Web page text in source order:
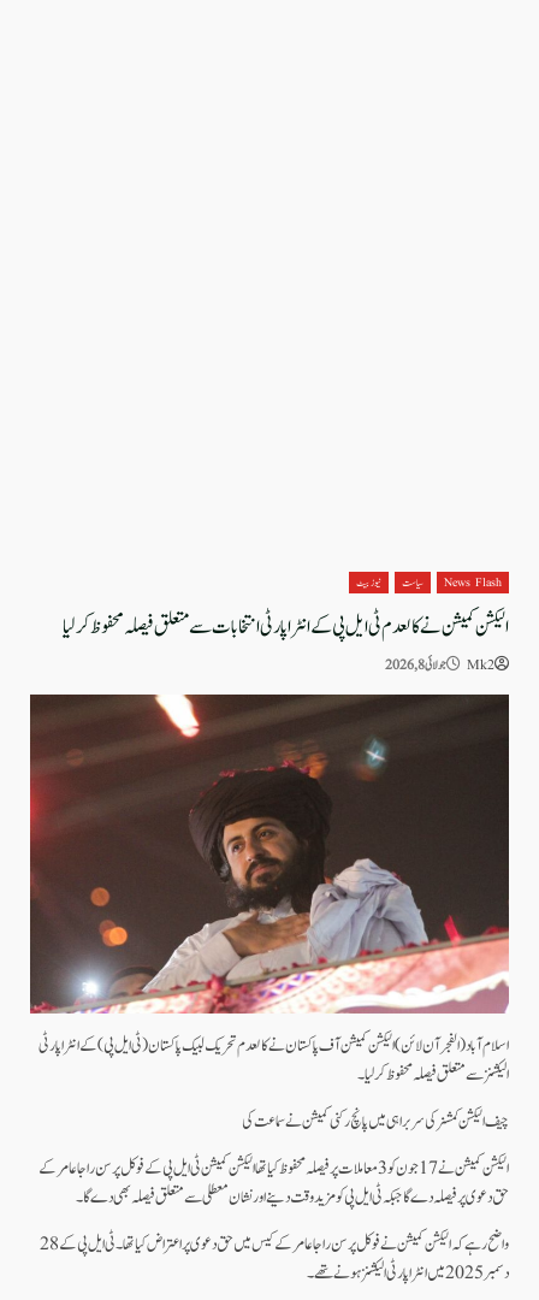
News Flash سیاست نیوز بیٹ
الیکشن کمیشن نے کالعدم ٹی ایل پی کے انٹرا پارٹی انتخابات سے متعلق فیصلہ محفوظ کر لیا
Mk2 جولائی 8, 2026
اسلام آباد(الفجرآن لائن) الیکشن کمیشن آف پاکستان نے کالعدم تحریک لبیک پاکستان(ٹی ایل پی)کے انٹرا پارٹی
الیکشنز سے متعلق فیصلہ محفوظ کر لیا۔
چیف الیکشن کمشنر کی سربراہی میں پانچ رکنی کمیشن نے سماعت کی
الیکشن کمیشن نے 17 جون کو 3 معاملات پر فیصلہ محفوظ کیا تھا الیکشن کمیشن ٹی ایل پی کے فوکل پرسن راجا عامر کے
حق دعوی پر فیصلہ دے گا جبکہ ٹی ایل پی کو مزید وقت دینے اور نشان معطلی سے متعلق فیصلہ بھی دے گا۔
واضح رہے کہ الیکشن کمیشن نے فوکل پرسن راجا عامر کے کیس میں حق دعوی پر اعتراض کیا تھا۔ ٹی ایل پی کے 28
دسمبر 2025 میں انٹرا پارٹی الیکشنز ہونے تھے۔